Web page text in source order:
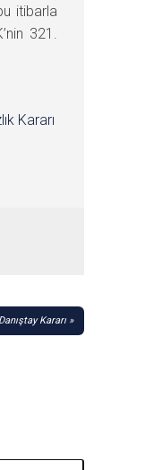
itibarla
321.
Kararı
Kararı